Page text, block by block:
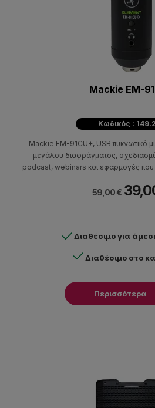
Mackie EM-
Κωδικός :
Mackie EM-91CU+, USB πυκνωτικό
μεγάλου διαφράγματος,
podcast, webinars και εφαρμογές που
υποδοχή για ακουστικά και κουμπί
59,00 €
Διαθέσιμο για
Διαθέσιμο στο
Περισσότερα